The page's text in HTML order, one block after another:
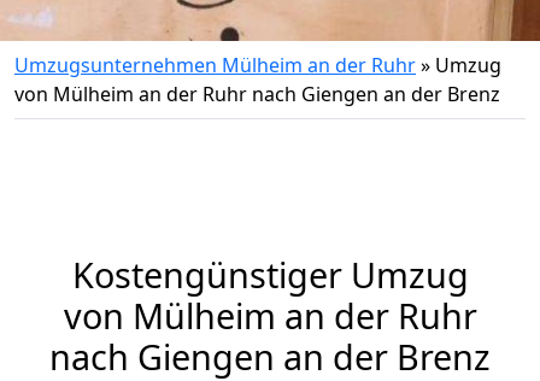
Umzugsunternehmen Mülheim an der Ruhr» Umzug
von Mülheim an der Ruhr nach Giengen an der Brenz
Kostengünstiger Umzug
von Mülheim an der Ruhr
nach Giengen an der Brenz